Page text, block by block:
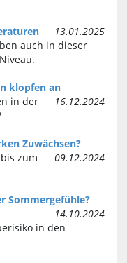
13.01.2025
auch in dieser
klopfen an
16.12.2024
in der
Zuwächsen?
09.12.2024
zum
Sommergefühle?
14.10.2024
in den